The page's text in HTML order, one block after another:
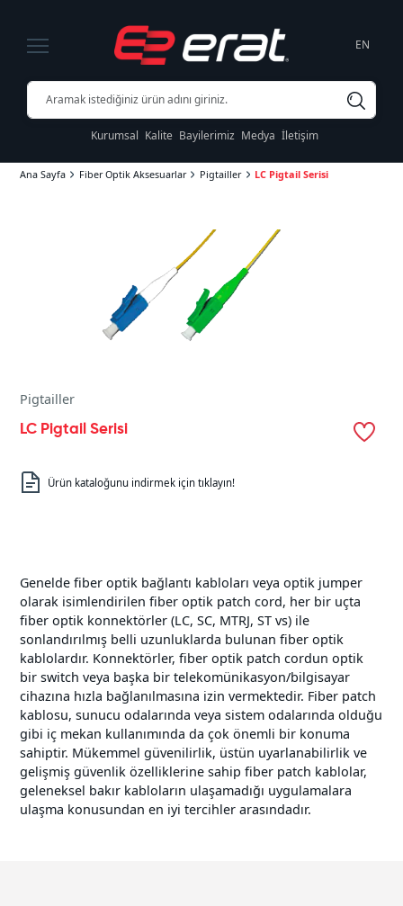
EN
Kurumsal Kalite Bayilerimiz Medya İletişim
Ana Sayfa Fiber Optik Aksesuarlar Pigtailler LC Pigtail Serisi
Pigtailler
LC Pigtail Serisi
Ürün kataloğunu indirmek için tıklayın!
Genelde fiber optik bağlantı kabloları veya optik jumper
olarak isimlendirilen fiber optik patch cord, her bir uçta
fiber optik konnektörler (LC, SC, MTRJ, ST vs) ile
sonlandırılmış belli uzunluklarda bulunan fiber optik
kablolardır. Konnektörler, fiber optik patch cordun optik
bir switch veya başka bir telekomünikasyon/bilgisayar
cihazına hızla bağlanılmasına izin vermektedir. Fiber patch
kablosu, sunucu odalarında veya sistem odalarında olduğu
gibi iç mekan kullanımında da çok önemli bir konuma
sahiptir. Mükemmel güvenilirlik, üstün uyarlanabilirlik ve
gelişmiş güvenlik özelliklerine sahip fiber patch kablolar,
geleneksel bakır kabloların ulaşamadığı uygulamalara
ulaşma konusundan en iyi tercihler arasındadır.